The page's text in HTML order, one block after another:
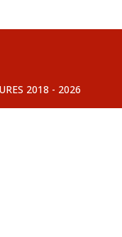
2018 - 2026